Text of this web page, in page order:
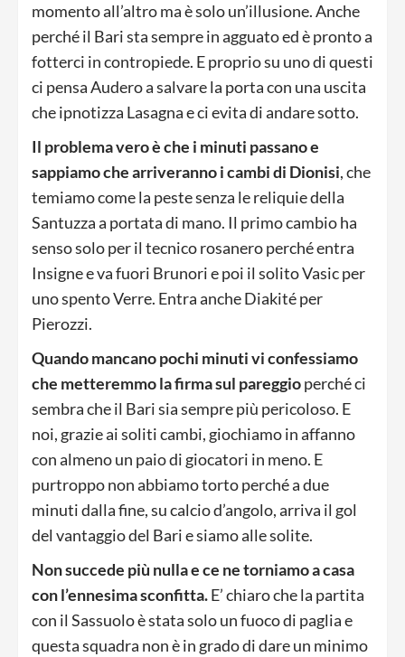
momento all’altro ma è solo un’illusione. Anche
perché il Bari sta sempre in agguato ed è pronto a
fotterci in contropiede. E proprio su uno di questi
ci pensa Audero a salvare la porta con una uscita
che ipnotizza Lasagna e ci evita di andare sotto.
Il problema vero è che i minuti passano e
sappiamo che arriveranno i cambi di Dionisi, che
temiamo come la peste senza le reliquie della
Santuzza a portata di mano. Il primo cambio ha
senso solo per il tecnico rosanero perché entra
Insigne e va fuori Brunori e poi il solito Vasic per
uno spento Verre. Entra anche Diakité per
Pierozzi.
Quando mancano pochi minuti vi confessiamo
che metteremmo la firma sul pareggioperché ci
sembra che il Bari sia sempre più pericoloso. E
noi, grazie ai soliti cambi, giochiamo in affanno
con almeno un paio di giocatori in meno. E
purtroppo non abbiamo torto perché a due
minuti dalla fine, su calcio d’angolo, arriva il gol
del vantaggio del Bari e siamo alle solite.
Non succede più nulla e ce ne torniamo a casa
con l’ennesima sconfitta.E’ chiaro che la partita
con il Sassuolo è stata solo un fuoco di paglia e
questa squadra non è in grado di dare un minimo